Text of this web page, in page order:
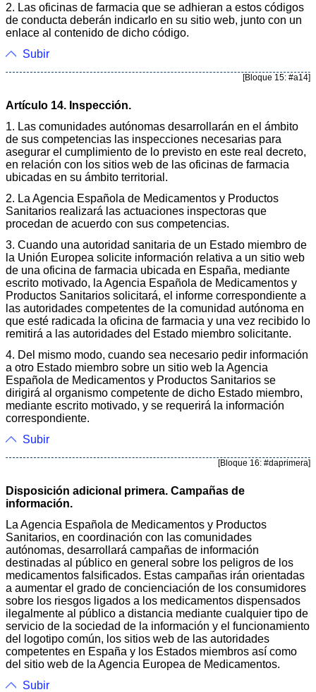
2. Las oficinas de farmacia que se adhieran a estos códigos
de conducta deberán indicarlo en su sitio web, junto con un
enlace al contenido de dicho código.
Subir
[Bloque 15: #a14]
Artículo 14. Inspección.
1. Las comunidades autónomas desarrollarán en el ámbito
de sus competencias las inspecciones necesarias para
asegurar el cumplimiento de lo previsto en este real decreto,
en relación con los sitios web de las oficinas de farmacia
ubicadas en su ámbito territorial.
2. La Agencia Española de Medicamentos y Productos
Sanitarios realizará las actuaciones inspectoras que
procedan de acuerdo con sus competencias.
3. Cuando una autoridad sanitaria de un Estado miembro de
la Unión Europea solicite información relativa a un sitio web
de una oficina de farmacia ubicada en España, mediante
escrito motivado, la Agencia Española de Medicamentos y
Productos Sanitarios solicitará, el informe correspondiente a
las autoridades competentes de la comunidad autónoma en
que esté radicada la oficina de farmacia y una vez recibido lo
remitirá a las autoridades del Estado miembro solicitante.
4. Del mismo modo, cuando sea necesario pedir información
a otro Estado miembro sobre un sitio web la Agencia
Española de Medicamentos y Productos Sanitarios se
dirigirá al organismo competente de dicho Estado miembro,
mediante escrito motivado, y se requerirá la información
correspondiente.
Subir
[Bloque 16: #daprimera]
Disposición adicional primera. Campañas de
información.
La Agencia Española de Medicamentos y Productos
Sanitarios, en coordinación con las comunidades
autónomas, desarrollará campañas de información
destinadas al público en general sobre los peligros de los
medicamentos falsificados. Estas campañas irán orientadas
a aumentar el grado de concienciación de los consumidores
sobre los riesgos ligados a los medicamentos dispensados
ilegalmente al público a distancia mediante cualquier tipo de
servicio de la sociedad de la información y el funcionamiento
del logotipo común, los sitios web de las autoridades
competentes en España y los Estados miembros así como
del sitio web de la Agencia Europea de Medicamentos.
Subir